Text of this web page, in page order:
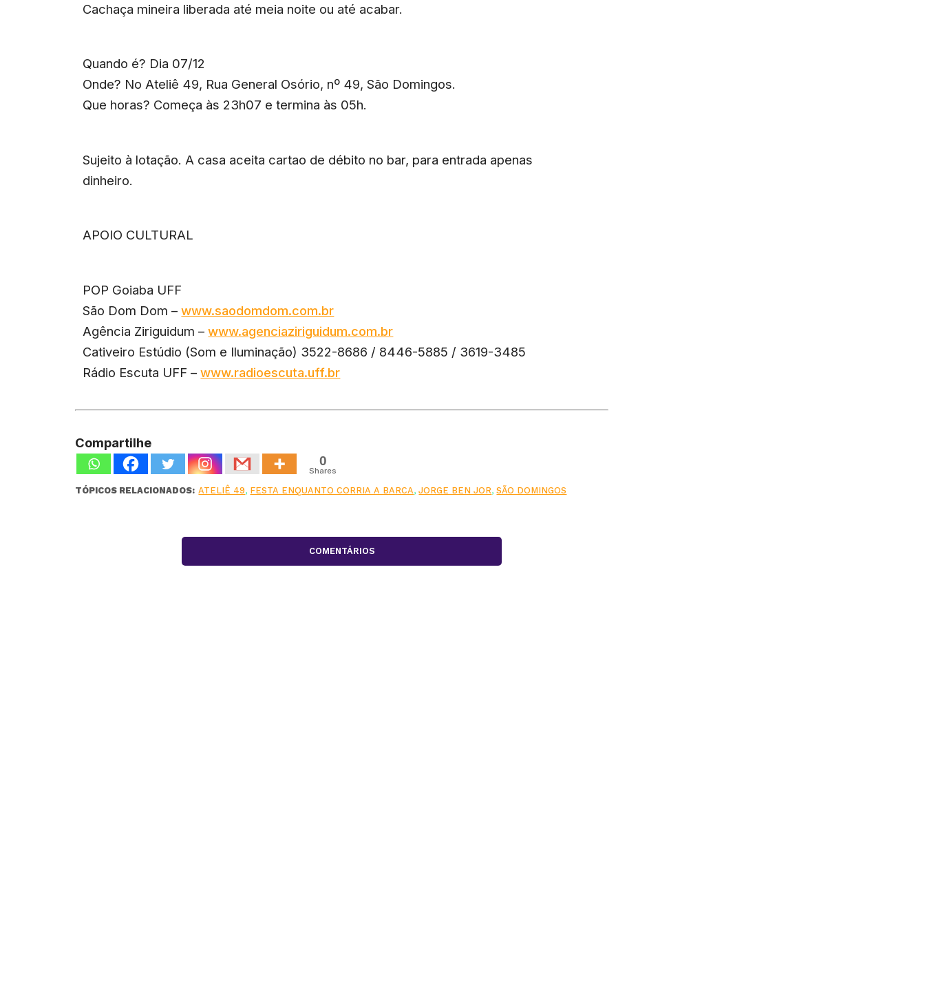
Cachaça mineira liberada até meia noite ou até acabar.
Quando é? Dia 07/12
Onde? No Ateliê 49, Rua General Osório, nº 49, São Domingos.
Que horas? Começa às 23h07 e termina às 05h.
Sujeito à lotação. A casa aceita cartao de débito no bar, para entrada apenas
dinheiro.
APOIO CULTURAL
POP Goiaba UFF
São Dom Dom –www.saodomdom.com.br
Agência Ziriguidum –www.agenciaziriguidum.com.br
Cativeiro Estúdio (Som e Iluminação) 3522-8686 / 8446-5885 / 3619-3485
Rádio Escuta UFF –www.radioescuta.uff.br
Compartilhe
0
Shares
TÓPICOS RELACIONADOS: ATELIÊ 49, FESTA ENQUANTO CORRIA A BARCA,JORGE BEN JOR,SÃO DOMINGOS
COMENTÁRIOS